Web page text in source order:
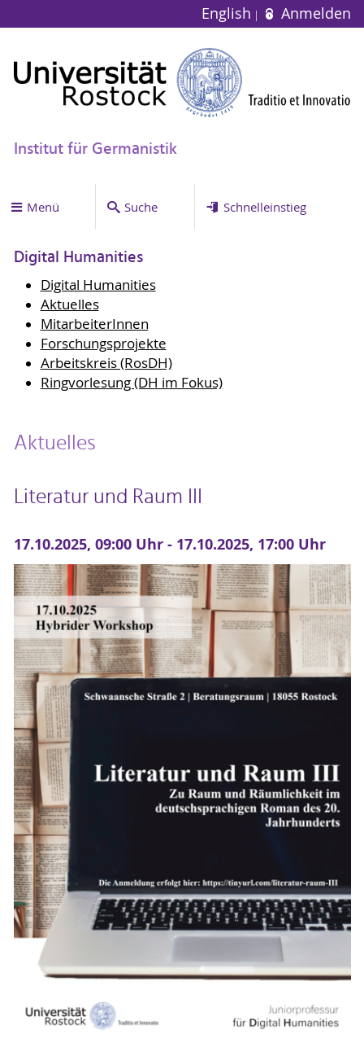
English Anmelden
Institut für Germanistik
Menü Suche Schnelleinstieg
Digital Humanities
Digital Humanities
Aktuelles
MitarbeiterInnen
Forschungsprojekte
Arbeitskreis (RosDH)
Ringvorlesung (DH im Fokus)
Aktuelles
Literatur und Raum III
17.10.2025, 09:00 Uhr - 17.10.2025, 17:00 Uhr